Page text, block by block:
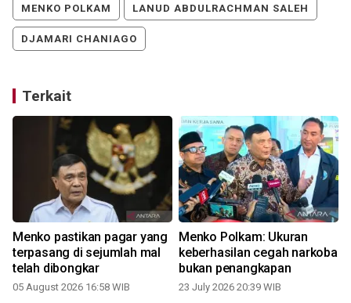
MENKO POLKAM LANUD ABDULRACHMAN SALEH
DJAMARI CHANIAGO
Terkait
Menko pastikan pagar yang
terpasang di sejumlah mal
telah dibongkar
05 August 2026 16:58 WIB
Menko Polkam: Ukuran
keberhasilan cegah narkoba
bukan penangkapan
23 July 2026 20:39 WIB